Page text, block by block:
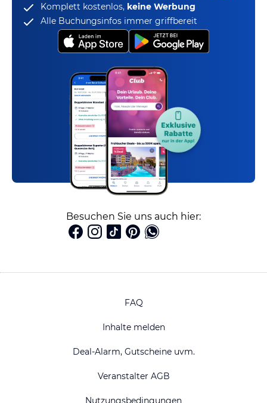
Komplett kostenlos, keine Werbung
Alle Buchungsinfos immer griffbereit
Besuchen Sie uns auch hier:
FAQ
Inhalte melden
Deal-Alarm, Gutscheine uvm.
Veranstalter AGB
Nutzungsbedingungen